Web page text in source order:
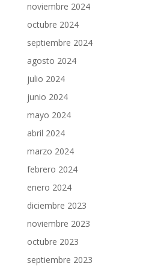
noviembre 2024
octubre 2024
septiembre 2024
agosto 2024
julio 2024
junio 2024
mayo 2024
abril 2024
marzo 2024
febrero 2024
enero 2024
diciembre 2023
noviembre 2023
octubre 2023
septiembre 2023